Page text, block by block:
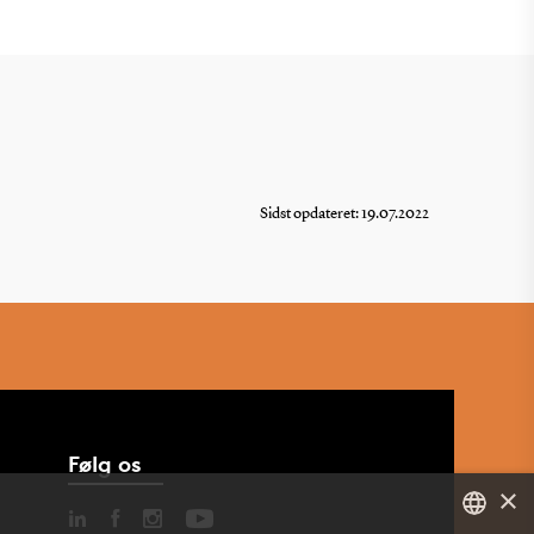
Sidst opdateret: 19.07.2022
Følg os
×